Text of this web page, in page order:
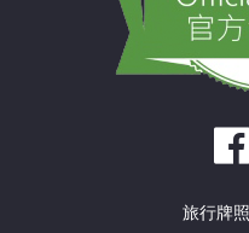
旅行牌